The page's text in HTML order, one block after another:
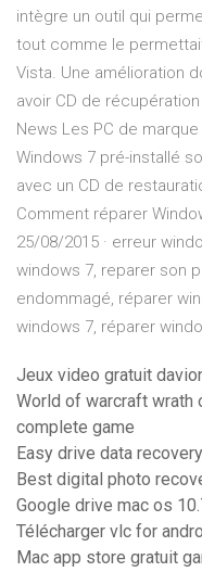
intègre un outil qui
tout comme le
Vista. Une amélioration
avoir CD de récupération
News Les PC de
Windows 7 pré-installé
avec un CD de
Comment réparer
25/08/2015 · erreur
windows 7, reparer son
endommagé, réparer
windows 7, réparer
Jeux video gratuit
World of warcraft wrath
complete game
Easy drive data
Best digital photo
Google drive mac os
Télécharger vlc for
Mac app store gratuit